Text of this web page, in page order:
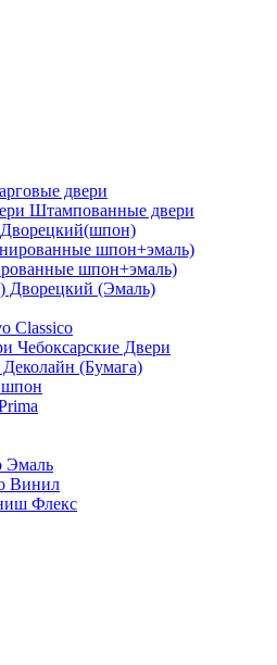
двери
Штампованные двери
Дворецкий(шпон)
шпон+эмаль)
Дворецкий (Эмаль)
Classico
Чебоксарские Двери
Деколайн (Бумага)
шпон
Эмаль
Винил
Флекс